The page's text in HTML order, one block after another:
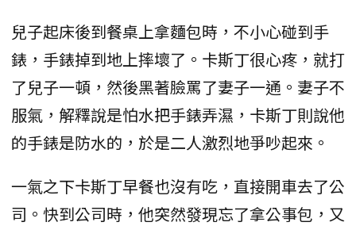
兒子起床後到餐桌上拿麵包時，不小心碰到手
錶，手錶掉到地上摔壞了。卡斯丁很心疼，就打
了兒子一頓，然後黑著臉罵了妻子一通。妻子不
服氣，解釋說是怕水把手錶弄濕，卡斯丁則說他
的手錶是防水的，於是二人激烈地爭吵起來。
一氣之下卡斯丁早餐也沒有吃，直接開車去了公
司。快到公司時，他突然發現忘了拿公事包，又